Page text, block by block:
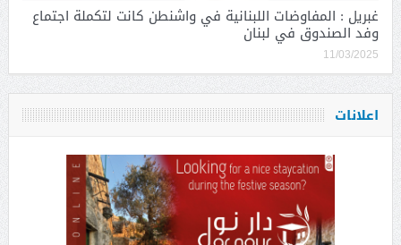
غبريل : المفاوضات اللبنانية في واشنطن كانت لتكملة اجتماع
وفد الصندوق في لبنان
11/03/2025
اعلانات